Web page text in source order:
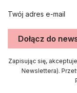
Twój adres e-mail
Dołącz do
Zapisując się,
Newslettera).